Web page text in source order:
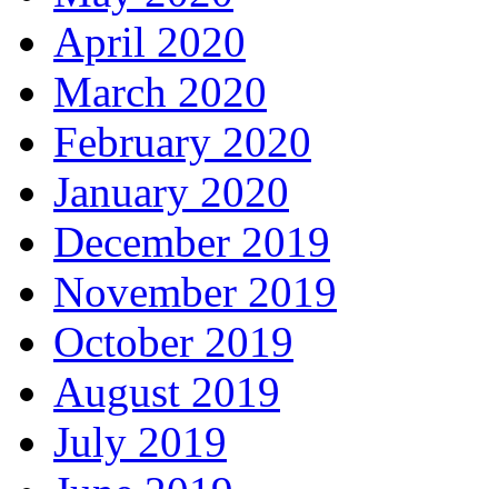
April 2020
March 2020
February 2020
January 2020
December 2019
November 2019
October 2019
August 2019
July 2019